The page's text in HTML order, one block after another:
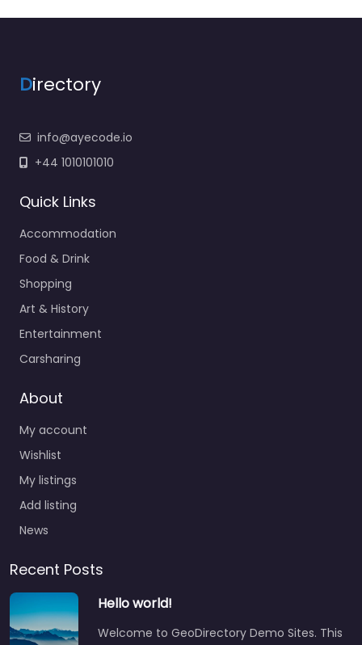
Directory
info@ayecode.io
+44 1010101010
Quick Links
Accommodation
Food & Drink
Shopping
Art & History
Entertainment
Carsharing
About
My account
Wishlist
My listings
Add listing
News
Recent Posts
Hello world!
Welcome to GeoDirectory Demo Sites. This